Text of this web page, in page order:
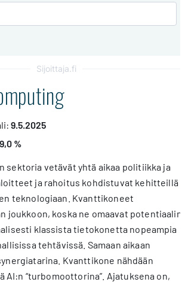
Sijoittaja.fi
9.5.2025
%
sektoria vetävät yhtä aikaa politiikka ja
ja rahoitus kohdistuvat kehitteillä
teknologiaan. Kvanttikoneet
joukkoon, koska ne omaavat potentiaalin
klassista tietokonetta nopeampia
tehtävissä. Samaan aikaan
Kvanttikone nähdään
AI:n “turbo­moottorina”. Ajatuksena on,